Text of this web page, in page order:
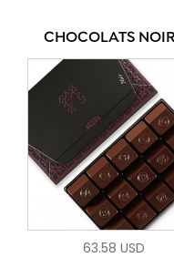
CHOCOLATS
63.58 USD